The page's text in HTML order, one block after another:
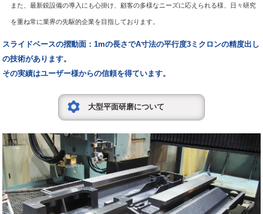
また、最新鋭設備の導入にも心掛け、顧客の多様なニーズに応えられる様、日々研究
を重ね常に業界の先駆的企業を目指しております。
スライドベースの摺動面：1mの長さでA寸法の平行度3ミクロンの精度出し
の技術があります。
その実績はユーザー様からの信頼を得ています。
大型平面研磨について